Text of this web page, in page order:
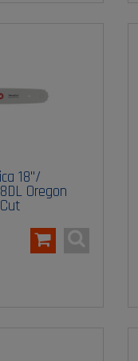
18"/
Oregon